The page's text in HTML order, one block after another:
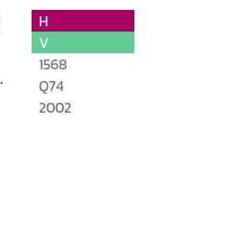
H
V
1568
Q74
2002